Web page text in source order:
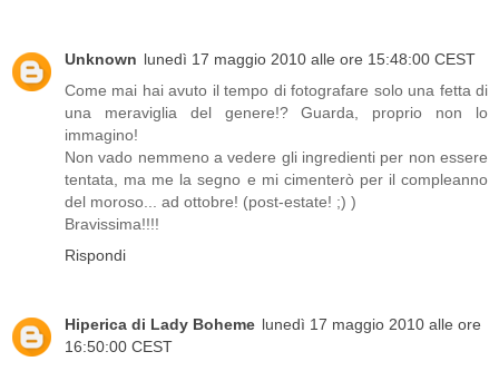
Unknown lunedì 17 maggio 2010 alle ore 15:48:00 CEST
Come mai hai avuto il tempo di fotografare solo una fetta di
una meraviglia del genere!? Guarda, proprio non lo
immagino!
Non vado nemmeno a vedere gli ingredienti per non essere
tentata, ma me la segno e mi cimenterò per il compleanno
del moroso... ad ottobre! (post-estate! ;) )
Bravissima!!!!
Rispondi
Hiperica di Lady Boheme lunedì 17 maggio 2010 alle ore
16:50:00 CEST